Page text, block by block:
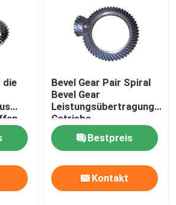
die
Bevel Gear Pair Spiral
Bevel Gear
Leistungsübertragung
Getriebe
Schleifgetriebe
Bestpreis
Kontakt